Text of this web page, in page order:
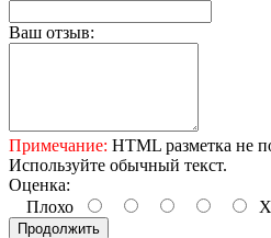
Ваш отзыв:
Примечание: HTML разметка не
Используйте обычный текст.
Оценка:
Плохо
Продолжить